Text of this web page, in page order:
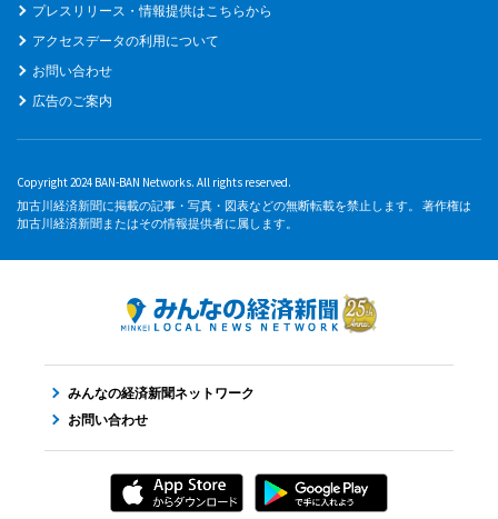
プレスリリース・情報提供はこちらから
アクセスデータの利用について
お問い合わせ
広告のご案内
Copyright 2024 BAN-BAN Networks. All rights reserved.
加古川経済新聞に掲載の記事・写真・図表などの無断転載を禁止します。 著作権は
加古川経済新聞またはその情報提供者に属します。
みんなの経済新聞ネットワーク
お問い合わせ